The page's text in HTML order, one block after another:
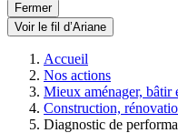
Fermer
Voir le fil d’Ariane
Accueil
Nos actions
Mieux aménager, bâtir
Construction,
Diagnostic de